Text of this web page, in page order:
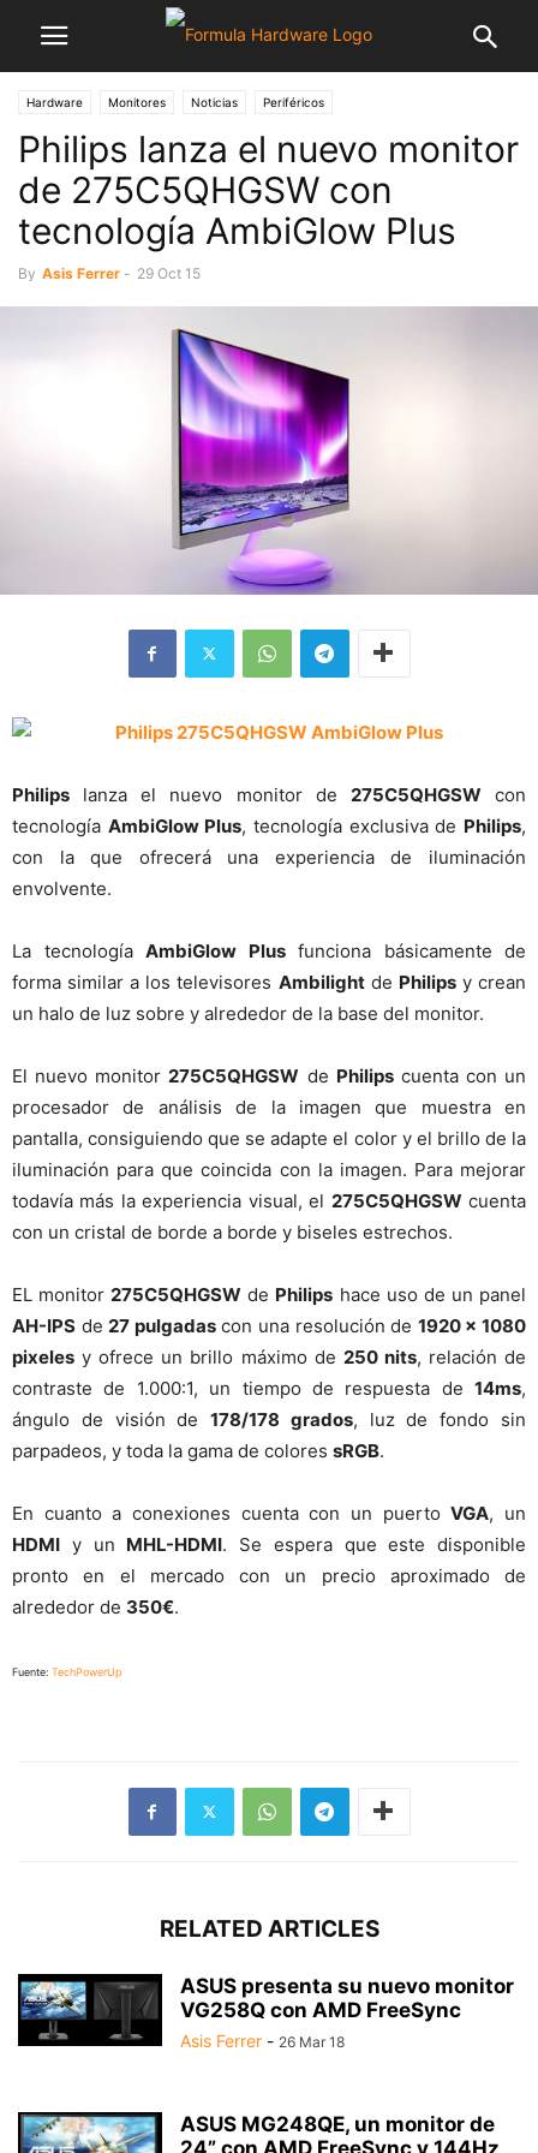
Hardware Monitores Noticias Periféricos
Philips lanza el nuevo monitor
de 275C5QHGSW con
tecnología AmbiGlow Plus
By Asis Ferrer - 29 Oct 15
Philips lanza el nuevo monitor de 275C5QHGSWcon
tecnología AmbiGlow Plus, tecnología exclusiva de Philips,
con la que ofrecerá una experiencia de iluminación
envolvente.
La tecnología AmbiGlow Plusfunciona básicamente de
forma similar a los televisores Ambilightde Philipsy crean
un halo de luz sobre y alrededor de la base del monitor.
El nuevo monitor 275C5QHGSW de Philipscuenta con un
procesador de análisis de la imagen que muestra en
pantalla, consiguiendo que se adapte el color y el brillo de la
iluminación para que coincida con la imagen. Para mejorar
todavía más la experiencia visual, el 275C5QHGSWcuenta
con un cristal de borde a borde y biseles estrechos.
EL monitor 275C5QHGSW de Philips hace uso de un panel
AH-IPS de 27 pulgadascon una resolución de 1920 x 1080
pixeles y ofrece un brillo máximo de 250 nits, relación de
contraste de 1.000:1, un tiempo de respuesta de 14ms,
ángulo de visión de178/178 grados, luz de fondo sin
parpadeos, y toda la gama de colores sRGB.
En cuanto a conexiones cuenta con un puertoVGA, un
HDMI y un MHL-HDMI. Se espera que este disponible
pronto en el mercado con un precio aproximado de
alrededor de 350€.
Fuente: TechPowerUp
RELATED ARTICLES
ASUS presenta su nuevo monitor
VG258Q con AMD FreeSync
Asis Ferrer - 26 Mar 18
ASUS MG248QE, un monitor de
24” con AMD FreeSync y 144Hz